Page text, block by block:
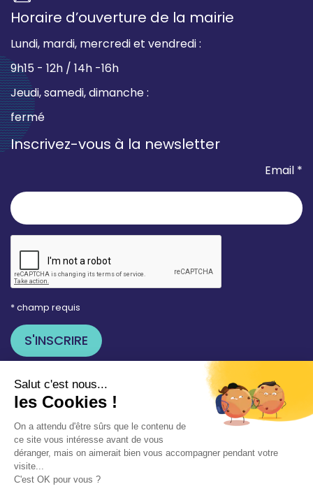
Horaire d’ouverture de la mairie
Lundi, mardi, mercredi et vendredi :
9h15 - 12h / 14h -16h
Jeudi, samedi, dimanche :
fermé
Inscrivez-vous à la newsletter
Email *
* champ requis
Votre adresse e-mail est uniquement utilisée pour
vous envoyer les lettres d'information de la Mairie de
Saint-Aubin-sur-Mer. Vous pouvez à tout moment
newsletter. Consultez notrepolitique de
confidentialitépour en savoir plus.